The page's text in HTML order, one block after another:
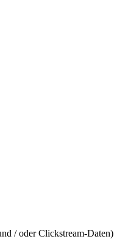
/ oder Clickstream-Daten)